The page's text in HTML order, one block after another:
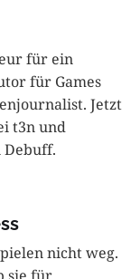
für ein
für Games
Jetzt
t3n und
nicht weg.